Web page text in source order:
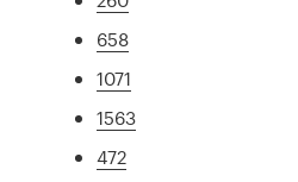
658
1071
1563
472